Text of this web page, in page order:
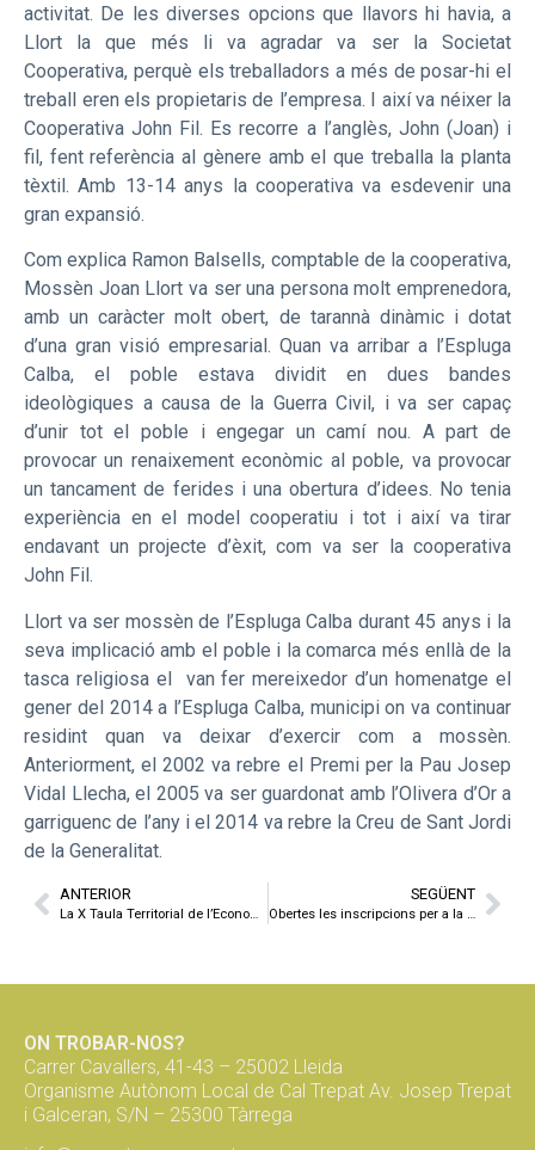
activitat. De les diverses opcions que llavors hi havia, a
Llort la que més li va agradar va ser la Societat
Cooperativa, perquè els treballadors a més de posar-hi el
treball eren els propietaris de l’empresa. I així va néixer la
Cooperativa John Fil. Es recorre a l’anglès, John (Joan) i
fil, fent referència al gènere amb el que treballa la planta
tèxtil. Amb 13-14 anys la cooperativa va esdevenir una
gran expansió.
Com explica Ramon Balsells, comptable de la cooperativa,
Mossèn Joan Llort va ser una persona molt emprenedora,
amb un caràcter molt obert, de tarannà dinàmic i dotat
d’una gran visió empresarial. Quan va arribar a l’Espluga
Calba, el poble estava dividit en dues bandes
ideològiques a causa de la Guerra Civil, i va ser capaç
d’unir tot el poble i engegar un camí nou. A part de
provocar un renaixement econòmic al poble, va provocar
un tancament de ferides i una obertura d’idees. No tenia
experiència en el model cooperatiu i tot i així va tirar
endavant un projecte d’èxit, com va ser la cooperativa
John Fil.
Llort va ser mossèn de l’Espluga Calba durant 45 anys i la
seva implicació amb el poble i la comarca més enllà de la
tasca religiosa el van fer mereixedor d’un homenatge el
gener del 2014 a l’Espluga Calba, municipi on va continuar
residint quan va deixar d’exercir com a mossèn.
Anteriorment, el 2002 va rebre el Premi per la Pau Josep
Vidal Llecha, el 2005 va ser guardonat amb l’Olivera d’Or a
garriguenc de l’any i el 2014 va rebre la Creu de Sant Jordi
de la Generalitat.
ANTERIOR
La X Taula Territorial de l’Economia Social i Solidària va servir per seguir treballant l’Agenda Rural Catalana
SEGÜENT
Obertes les inscripcions per a la quarta edició del Títol d’especialització en Economia Social i Solidària de la UdL impulsat per Ponent Coopera
ON TROBAR-NOS?
Carrer Cavallers, 41-43 – 25002 Lleida
Organisme Autònom Local de Cal Trepat Av. Josep Trepat
i Galceran, S/N – 25300 Tàrrega